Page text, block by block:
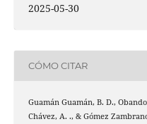
2025-05-30
CÓMO CITAR
Guamán Guamán, B. D.,
Chávez, A. ., & Gómez